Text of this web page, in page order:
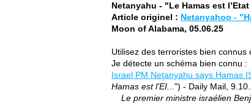
Netanyahu - "Le Hamas est
Article originel : Netanyahoo -
Moon of Alabama, 05.06.25
Utilisez des terroristes bien connus
Je détecte un schéma bien connu :
Israel PM Netanyahu says Hamas
Hamas est l’EI... ") - Daily Mail,
Le premier ministre israélien